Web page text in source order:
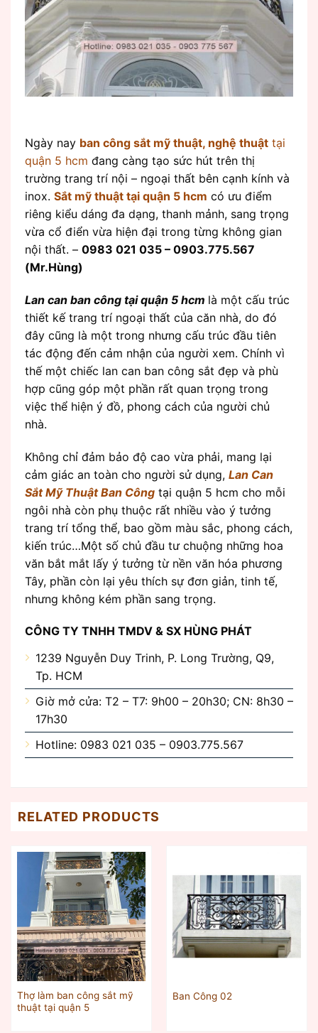
Ngày nay ban công sắt mỹ thuật, nghệ thuật tại
quận 5 hcm đang càng tạo sức hút trên thị
trường trang trí nội – ngoại thất bên cạnh kính và
inox. Sắt mỹ thuật tại quận 5 hcm có ưu điểm
riêng kiểu dáng đa dạng, thanh mảnh, sang trọng
vừa cổ điển vừa hiện đại trong từng không gian
nội thất. – 0983 021 035 – 0903.775.567
(Mr.Hùng)
Lan can ban công tại quận 5 hcm là một cấu trúc
thiết kế trang trí ngoại thất của căn nhà, do đó
đây cũng là một trong nhưng cấu trúc đầu tiên
tác động đến cảm nhận của người xem. Chính vì
thế một chiếc lan can ban công sắt đẹp và phù
hợp cũng góp một phần rất quan trọng trong
việc thể hiện ý đồ, phong cách của người chủ
nhà.
Không chỉ đảm bảo độ cao vừa phải, mang lại
cảm giác an toàn cho người sử dụng, Lan Can
Sắt Mỹ Thuật Ban Công tại quận 5 hcm cho mỗi
ngôi nhà còn phụ thuộc rất nhiều vào ý tưởng
trang trí tổng thể, bao gồm màu sắc, phong cách,
kiến trúc…Một số chủ đầu tư chuộng những hoa
văn bắt mắt lấy ý tưởng từ nền văn hóa phương
Tây, phần còn lại yêu thích sự đơn giản, tinh tế,
nhưng không kém phần sang trọng.
CÔNG TY TNHH TMDV & SX HÙNG PHÁT
1239 Nguyễn Duy Trinh, P. Long Trường, Q9,
Tp. HCM
Giờ mở cửa: T2 – T7: 9h00 – 20h30; CN: 8h30 –
17h30
Hotline: 0983 021 035 – 0903.775.567
RELATED PRODUCTS
Thợ làm ban công sắt mỹ
thuật tại quận 5
Ban Công 02